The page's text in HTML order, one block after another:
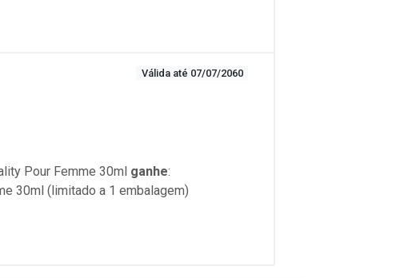
Válida até 07/07/2060
Pour Femme 30ml ganhe:
30ml (limitado a 1 embalagem)